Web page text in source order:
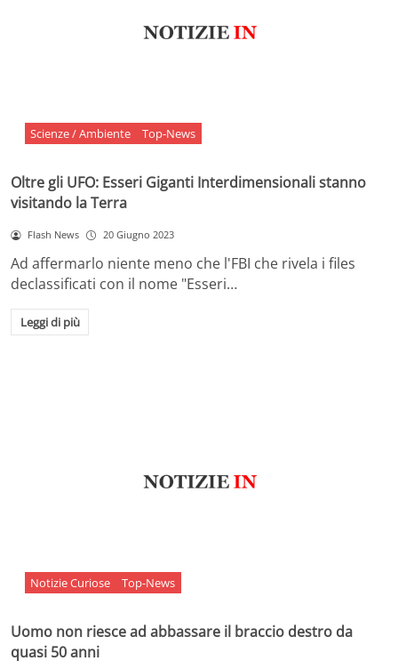
Scienze / Ambiente Top-News
Oltre gli UFO: Esseri Giganti Interdimensionali stanno
visitando la Terra
Flash News 20 Giugno 2023
Ad affermarlo niente meno che l'FBI che rivela i files
declassificati con il nome "Esseri…
Leggi di più
Notizie Curiose Top-News
Uomo non riesce ad abbassare il braccio destro da
quasi 50 anni